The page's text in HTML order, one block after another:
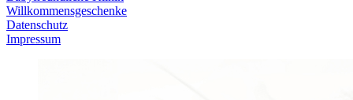
Willkommensgeschenke
Datenschutz
Impressum